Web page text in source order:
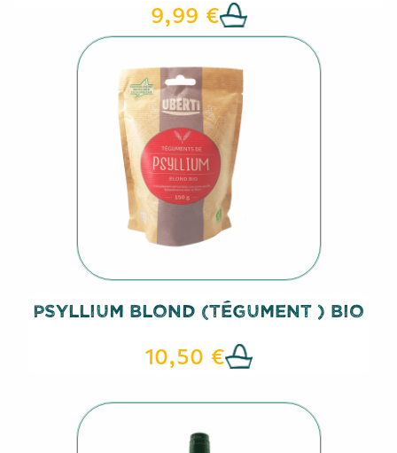
9,99 €
Psyllium Blond (tégument ) BIO
10,50 €